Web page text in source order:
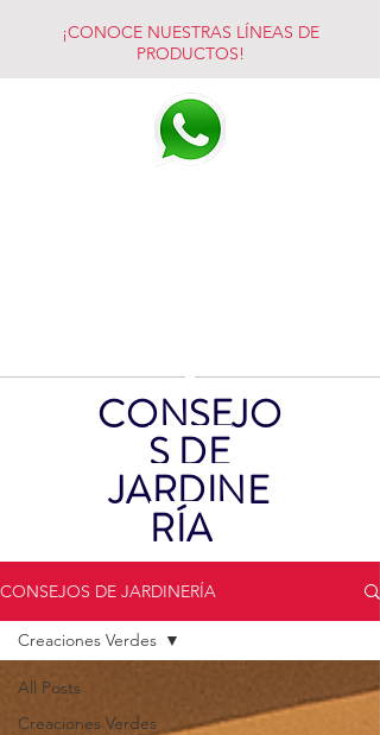
¡CONOCE NUESTRAS LÍNEAS DE
PRODUCTOS!
CONSEJO
S DE
JARDINE
RÍA
CONSEJOS DE JARDINERÍA
All Posts
Creaciones Verdes
Creaciones Verdes